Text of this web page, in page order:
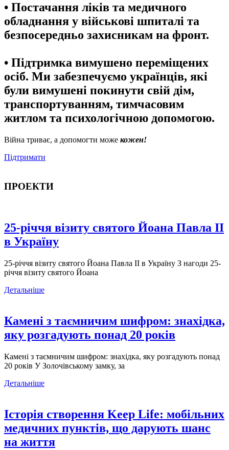
• Постачання ліків та медичного
обладнання у військові шпиталі та
безпосередньо захисникам на фронт.
• Підтримка вимушено переміщених
осіб. Ми забезпечуємо українців, які
були вимушені покинути свій дім,
транспортуванням, тимчасовим
житлом та психологічною допомогою.
Війна триває, а допомогти може кожен!
Підтримати
ПРОЕКТИ
25-річчя візиту святого Йоана Павла ІІ
в Україну
25-річчя візиту святого Йоана Павла ІІ в Україну З нагоди 25-
річчя візиту святого Йоана
Детальніше
Камені з таємничим шифром: знахідка,
яку розгадують понад 20 років
Камені з таємничим шифром: знахідка, яку розгадують понад
20 років У Золочівському замку, за
Детальніше
Історія створення Keep Life: мобільних
медичних пунктів, що дарують шанс
на життя